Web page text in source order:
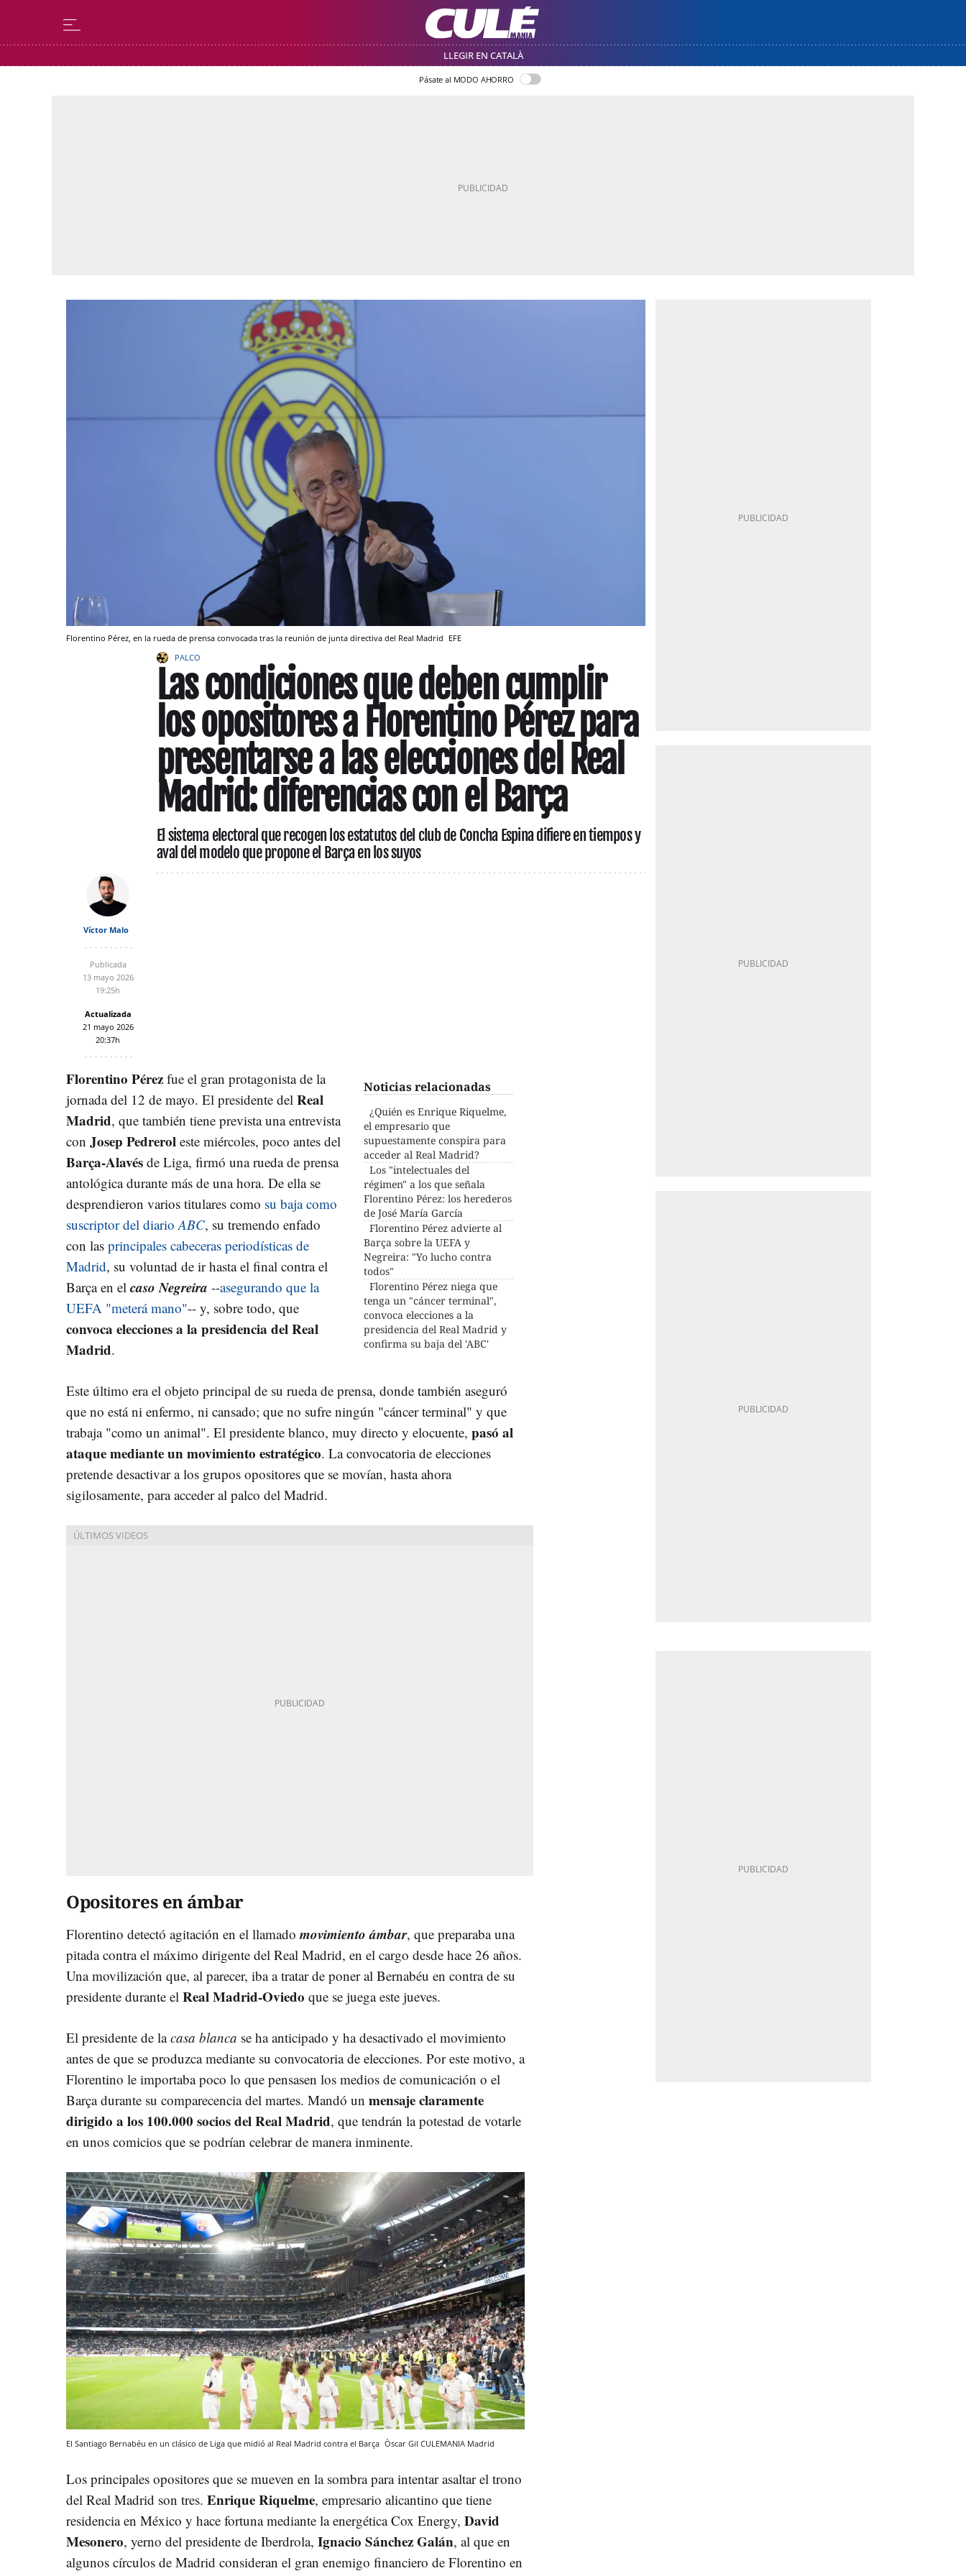
LLEGIR EN CATALÀ
Pásate al MODO AHORRO
Florentino Pérez, en la rueda de prensa convocada tras la reunión de junta directiva del Real Madrid EFE
PALCO
Las condiciones que deben cumplir
los opositores a Florentino Pérez para
presentarse a las elecciones del Real
Madrid: diferencias con el Barça
El sistema electoral que recogen los estatutos del club de Concha Espina difiere en tiempos y
aval del modelo que propone el Barça en los suyos
Víctor Malo
Publicada
13 mayo 2026
19:25h
Actualizada
21 mayo 2026
20:37h
Noticias relacionadas
¿Quién es Enrique Riquelme,
el empresario que
supuestamente conspira para
acceder al Real Madrid?
Los "intelectuales del
régimen" a los que señala
Florentino Pérez: los herederos
de José María García
Florentino Pérez advierte al
Barça sobre la UEFA y
Negreira: "Yo lucho contra
todos"
Florentino Pérez niega que
tenga un "cáncer terminal",
convoca elecciones a la
presidencia del Real Madrid y
confirma su baja del 'ABC'
Florentino Pérez fue el gran protagonista de la
jornada del 12 de mayo. El presidente del Real
Madrid, que también tiene prevista una entrevista
con Josep Pedrerol este miércoles, poco antes del
Barça-Alavés de Liga, firmó una rueda de prensa
antológica durante más de una hora. De ella se
desprendieron varios titulares como su baja como
suscriptor del diario ABC, su tremendo enfado
con las principales cabeceras periodísticas de
Madrid, su voluntad de ir hasta el final contra el
Barça en el caso Negreira --asegurando que la
UEFA "meterá mano"-- y, sobre todo, que
convoca elecciones a la presidencia del Real
Madrid.
Este último era el objeto principal de su rueda de prensa, donde también aseguró
que no está ni enfermo, ni cansado; que no sufre ningún "cáncer terminal" y que
trabaja "como un animal". El presidente blanco, muy directo y elocuente, pasó al
ataque mediante un movimiento estratégico. La convocatoria de elecciones
pretende desactivar a los grupos opositores que se movían, hasta ahora
sigilosamente, para acceder al palco del Madrid.
Opositores en ámbar
Florentino detectó agitación en el llamado movimiento ámbar, que preparaba una
pitada contra el máximo dirigente del Real Madrid, en el cargo desde hace 26 años.
Una movilización que, al parecer, iba a tratar de poner al Bernabéu en contra de su
presidente durante el Real Madrid-Oviedo que se juega este jueves.
El presidente de lacasa blanca se ha anticipado y ha desactivado el movimiento
antes de que se produzca mediante su convocatoria de elecciones. Por este motivo, a
Florentino le importaba poco lo que pensasen los medios de comunicación o el
Barça durante su comparecencia del martes. Mandó un mensaje claramente
dirigido a los 100.000 socios del Real Madrid, que tendrán la potestad de votarle
en unos comicios que se podrían celebrar de manera inminente.
El Santiago Bernabéu en un clásico de Liga que midió al Real Madrid contra el Barça Òscar Gil CULEMANIA Madrid
Los principales opositores que se mueven en la sombra para intentar asaltar el trono
del Real Madrid son tres. Enrique Riquelme, empresario alicantino que tiene
residencia en México y hace fortuna mediante la energética Cox Energy, David
Mesonero, yerno del presidente de Iberdrola, Ignacio Sánchez Galán, al que en
algunos círculos de Madrid consideran el gran enemigo financiero de Florentino en